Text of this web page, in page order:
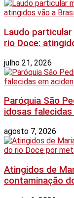
Laudo
rio Doce:
julho 21, 2026
Paróquia São
idosas
agosto 7, 2026
Atingidos de
contaminação